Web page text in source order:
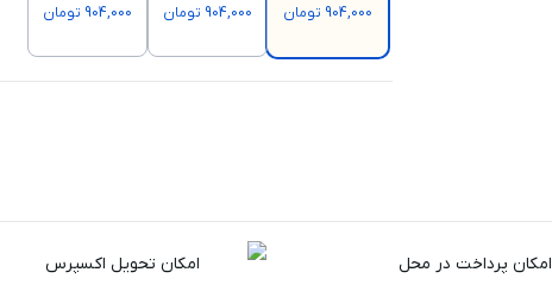
904,000 تومان 904,000 تومان 904,000 تومان
امکان پرداخت در محل امکان تحویل اکسپرس